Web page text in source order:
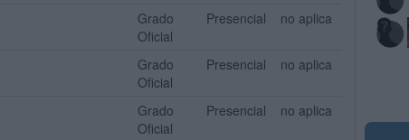
Grado
Oficial
Presencial no aplica
Grado
Oficial
Presencial no aplica
Grado
Oficial
Presencial no aplica